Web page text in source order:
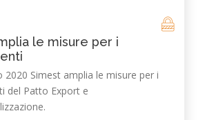
le misure per i
2020 Simest amplia le misure per i
del Patto Export e